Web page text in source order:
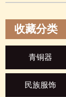
收藏分类
青铜器
民族服饰